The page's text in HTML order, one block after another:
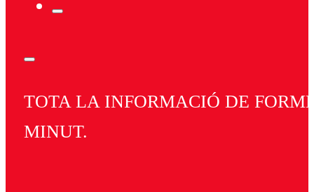
TOTA LA INFORMACIÓ DE
MINUT.